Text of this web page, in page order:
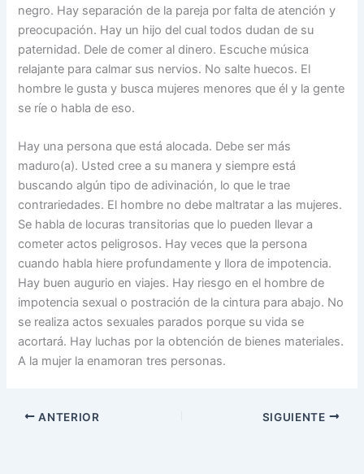
negro. Hay separación de la pareja por falta de atención y
preocupación. Hay un hijo del cual todos dudan de su
paternidad. Dele de comer al dinero. Escuche música
relajante para calmar sus nervios. No salte huecos. El
hombre le gusta y busca mujeres menores que él y la gente
se ríe o habla de eso.
Hay una persona que está alocada. Debe ser más
maduro(a). Usted cree a su manera y siempre está
buscando algún tipo de adivinación, lo que le trae
contrariedades. El hombre no debe maltratar a las mujeres.
Se habla de locuras transitorias que lo pueden llevar a
cometer actos peligrosos. Hay veces que la persona
cuando habla hiere profundamente y llora de impotencia.
Hay buen augurio en viajes. Hay riesgo en el hombre de
impotencia sexual o postración de la cintura para abajo. No
se realiza actos sexuales parados porque su vida se
acortará. Hay luchas por la obtención de bienes materiales.
A la mujer la enamoran tres personas.
ANTERIOR SIGUIENTE